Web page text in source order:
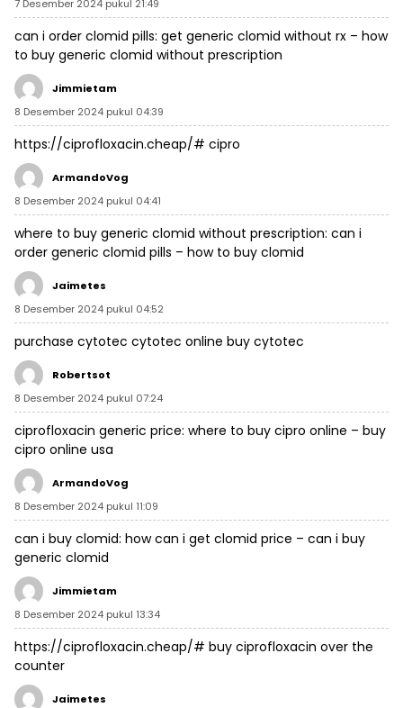
7 Desember 2024 pukul 21:49
can i order clomid pills: get generic clomid without rx – how
to buy generic clomid without prescription
Jimmietam
8 Desember 2024 pukul 04:39
https://ciprofloxacin.cheap/# cipro
ArmandoVog
8 Desember 2024 pukul 04:41
where to buy generic clomid without prescription: can i
order generic clomid pills – how to buy clomid
Jaimetes
8 Desember 2024 pukul 04:52
purchase cytotec cytotec online buy cytotec
Robertsot
8 Desember 2024 pukul 07:24
ciprofloxacin generic price: where to buy cipro online – buy
cipro online usa
ArmandoVog
8 Desember 2024 pukul 11:09
can i buy clomid: how can i get clomid price – can i buy
generic clomid
Jimmietam
8 Desember 2024 pukul 13:34
https://ciprofloxacin.cheap/# buy ciprofloxacin over the
counter
Jaimetes